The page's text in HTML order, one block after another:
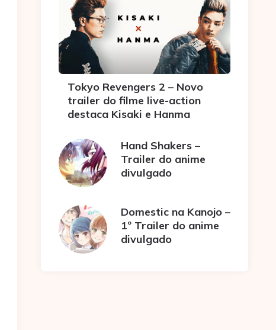
Tokyo Revengers 2 – Novo
trailer do filme live-action
destaca Kisaki e Hanma
Hand Shakers –
Trailer do anime
divulgado
Domestic na Kanojo –
1º Trailer do anime
divulgado